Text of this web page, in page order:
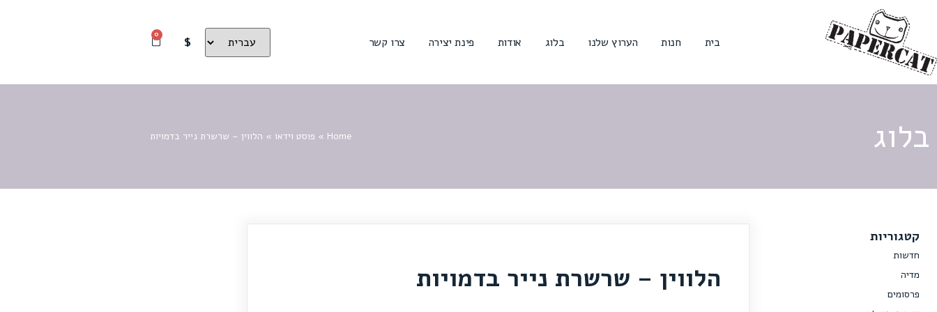
בית חנות הערוץ שלנו בלוג אודות פינת יצירה צרו קשר $
0
בלוג Home
» פוסט וידאו » הלווין – שרשרת נייר בדמויות
קטגוריות
חדשות
מדיה
פרסומים
הלווין – שרשרת נייר בדמויות